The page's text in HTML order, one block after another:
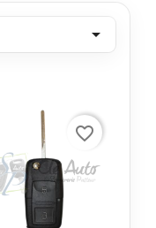

favorite_border